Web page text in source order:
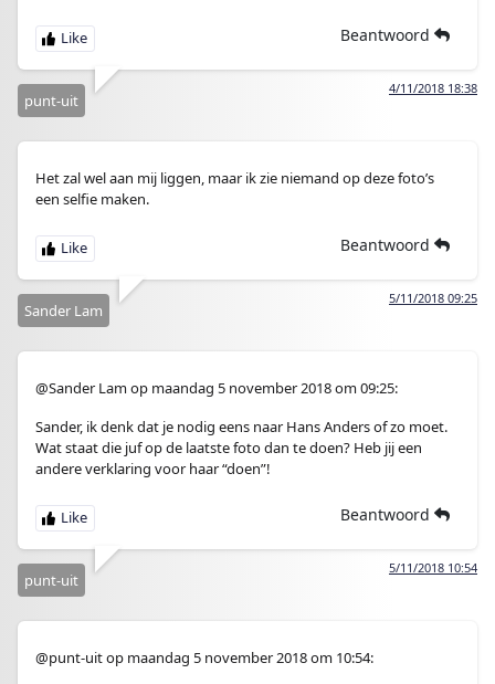
Beantwoord
4/11/2018 18:38
punt-uit
Het zal wel aan mij liggen, maar ik zie niemand op deze foto’s
een selfie maken.
Beantwoord
5/11/2018 09:25
Sander Lam
@Sander Lam op maandag 5 november 2018 om 09:25:
Sander, ik denk dat je nodig eens naar Hans Anders of zo moet.
Wat staat die juf op de laatste foto dan te doen? Heb jij een
andere verklaring voor haar “doen”!
Beantwoord
5/11/2018 10:54
punt-uit
@punt-uit op maandag 5 november 2018 om 10:54: